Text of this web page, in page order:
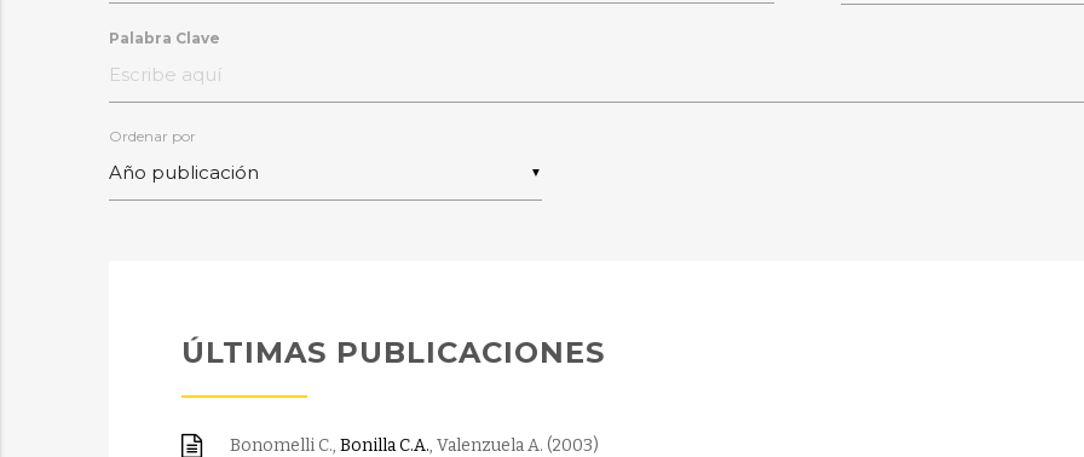
Palabra Clave
Ordenar por
▼
ÚLTIMAS PUBLICACIONES
Bonomelli C., Bonilla C.A., Valenzuela A. (2003)